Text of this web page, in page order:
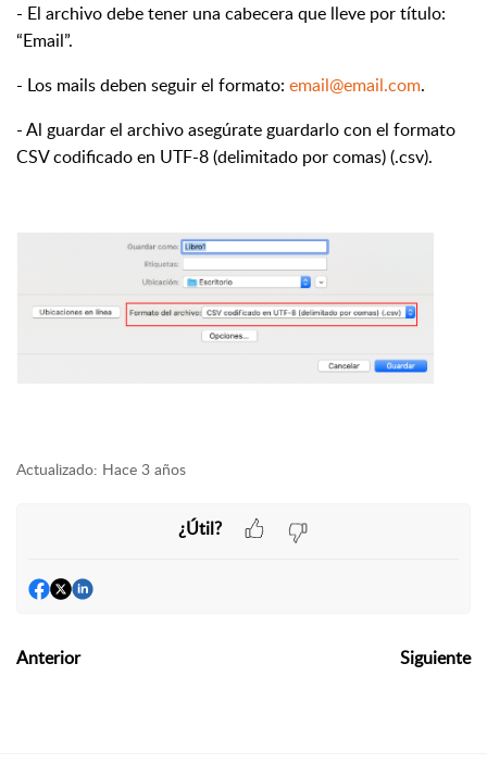
- El archivo debe tener una cabecera que lleve por título:
“Email”.
- Los mails deben seguir el formato: email@email.com.
- Al guardar el archivo asegúrate guardarlo con el formato
CSV codificado en UTF-8 (delimitado por comas) (.csv).
Actualizado: Hace 3 años
¿Útil?
Anterior Siguiente